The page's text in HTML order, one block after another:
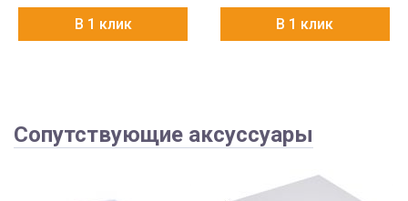
В 1 клик В 1 клик
Сопутствующие аксуссуары